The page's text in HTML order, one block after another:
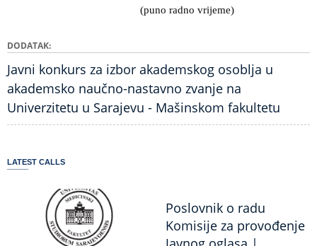
(puno radno vrijeme)
DODATAK
Javni konkurs za izbor akademskog osoblja u
akademsko naučno-nastavno zvanje na
Univerzitetu u Sarajevu - Mašinskom fakultetu
LATEST CALLS
Poslovnik o radu
Komisije za provođenje